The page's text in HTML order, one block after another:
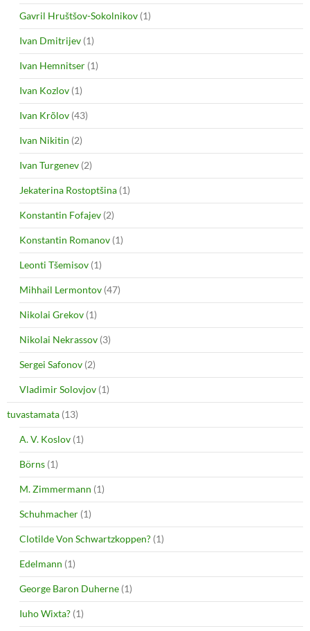
Gavril Hruštšov-Sokolnikov (1)
Ivan Dmitrijev (1)
Ivan Hemnitser (1)
Ivan Kozlov (1)
Ivan Krõlov (43)
Ivan Nikitin (2)
Ivan Turgenev (2)
Jekaterina Rostoptšina (1)
Konstantin Fofajev (2)
Konstantin Romanov (1)
Leonti Tšemisov (1)
Mihhail Lermontov (47)
Nikolai Grekov (1)
Nikolai Nekrassov (3)
Sergei Safonov (2)
Vladimir Solovjov (1)
tuvastamata (13)
A. V. Koslov (1)
Börns (1)
M. Zimmermann (1)
Schuhmacher (1)
Clotilde Von Schwartzkoppen? (1)
Edelmann (1)
George Baron Duherne (1)
Iuho Wixta? (1)